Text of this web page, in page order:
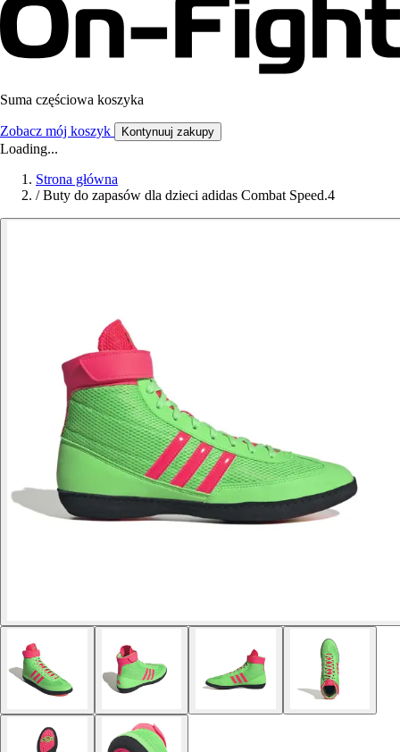
Suma częściowa koszyka
Zobacz mój koszyk Kontynuuj zakupy
Loading...
Strona główna
/ Buty do zapasów dla dzieci adidas Combat Speed.4